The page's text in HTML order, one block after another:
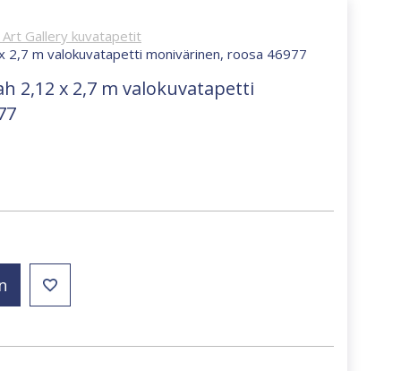
Gallery kuvatapetit
2,7 m valokuvatapetti monivärinen, roosa 46977
2,12 x 2,7 m valokuvatapetti